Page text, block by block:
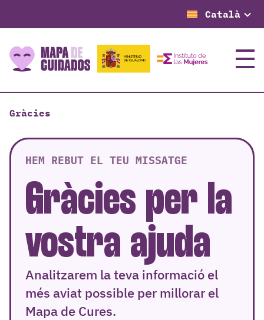
Català
Menú
Gràcies
HEM REBUT EL TEU MISSATGE
Gràcies per la
vostra ajuda
Analitzarem la teva informació el
més aviat possible per millorar el
Mapa de Cures.